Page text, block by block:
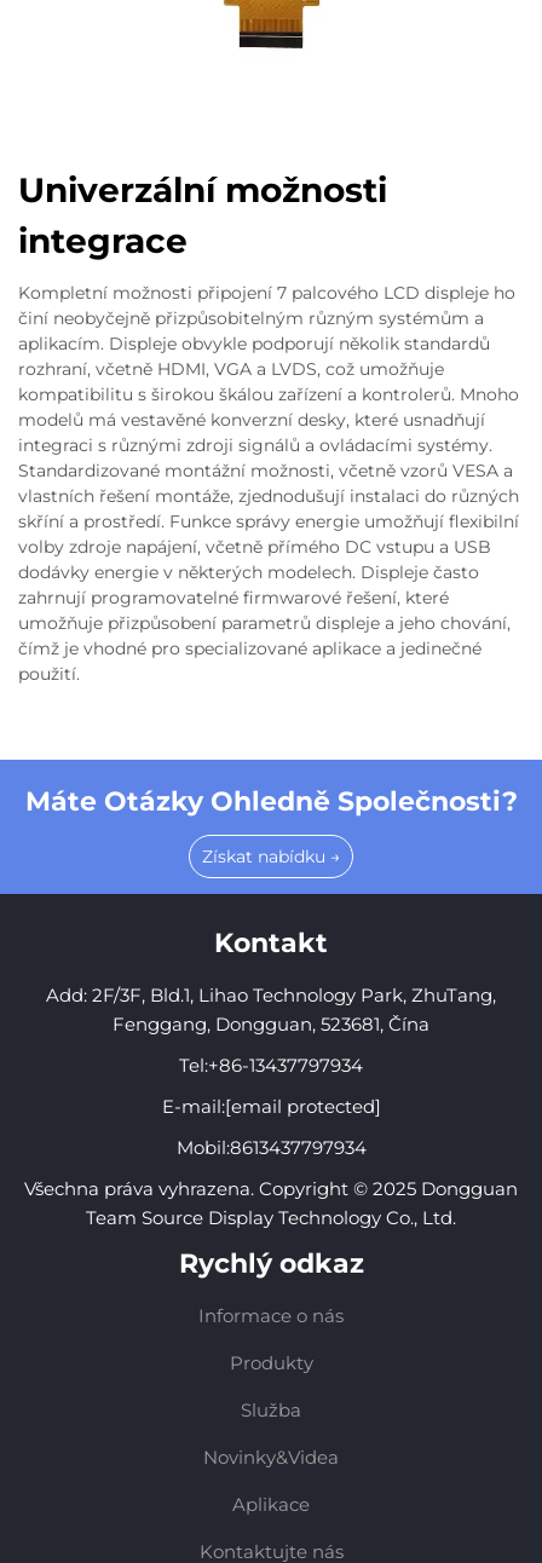
Univerzální možnosti
integrace
Kompletní možnosti připojení 7 palcového LCD displeje ho
činí neobyčejně přizpůsobitelným různým systémům a
aplikacím. Displeje obvykle podporují několik standardů
rozhraní, včetně HDMI, VGA a LVDS, což umožňuje
kompatibilitu s širokou škálou zařízení a kontrolerů. Mnoho
modelů má vestavěné konverzní desky, které usnadňují
integraci s různými zdroji signálů a ovládacími systémy.
Standardizované montážní možnosti, včetně vzorů VESA a
vlastních řešení montáže, zjednodušují instalaci do různých
skříní a prostředí. Funkce správy energie umožňují flexibilní
volby zdroje napájení, včetně přímého DC vstupu a USB
dodávky energie v některých modelech. Displeje často
zahrnují programovatelné firmwarové řešení, které
umožňuje přizpůsobení parametrů displeje a jeho chování,
čímž je vhodné pro specializované aplikace a jedinečné
použití.
Máte Otázky Ohledně Společnosti?
Získat nabídku →
Kontakt
Add: 2F/3F, Bld.1, Lihao Technology Park, ZhuTang,
Fenggang, Dongguan, 523681, Čína
Tel:+86-13437797934
E-mail:[email protected]
Mobil:8613437797934
Všechna práva vyhrazena. Copyright © 2025 Dongguan
Team Source Display Technology Co., Ltd.
Rychlý odkaz
Informace o nás
Produkty
Služba
Novinky&Videa
Aplikace
Kontaktujte nás